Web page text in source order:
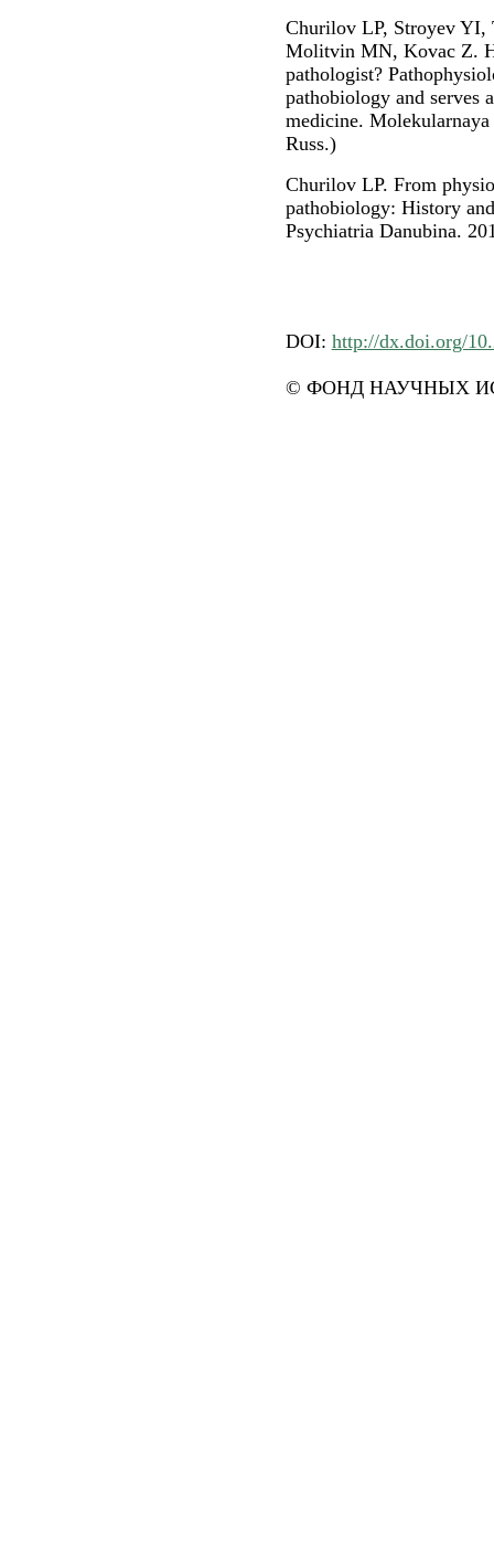
Churilov LP, Stroyev YI,
Molitvin MN, Kovac Z.
pathologist?
pathobiology and serves
medicine.
Russ.)
Churilov LP. From
pathobiology: History
Psychiatria Danubina.
DOI: http://dx.doi.org/
© ФОНД НАУЧНЫХ